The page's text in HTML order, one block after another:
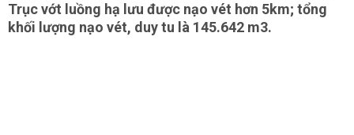
Trục vớt luồng hạ lưu được nạo vét hơn 5km; tổng
khối lượng nạo vét, duy tu là 145.642 m3.